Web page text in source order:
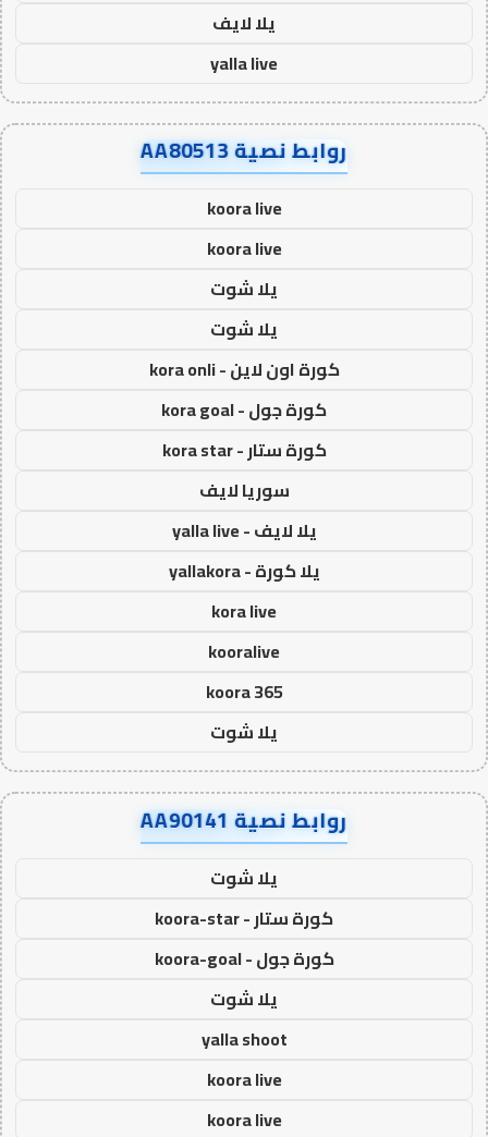
يلا لايف
yalla live
روابط نصية AA80513
koora live
koora live
يلا شوت
يلا شوت
كورة اون لاين - kora onli
كورة جول - kora goal
كورة ستار - kora star
سوريا لايف
يلا لايف - yalla live
يلا كورة - yallakora
kora live
kooralive
koora 365
يلا شوت
روابط نصية AA90141
يلا شوت
كورة ستار - koora-star
كورة جول - koora-goal
يلا شوت
yalla shoot
koora live
koora live